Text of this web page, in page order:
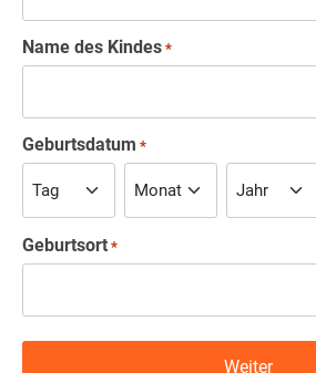
Name des Kindes *
Geburtsdatum *
Geburtsort *